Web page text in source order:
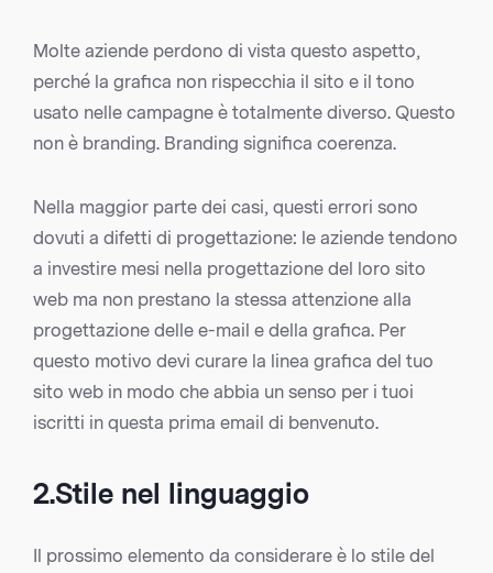
Molte aziende perdono di vista questo aspetto,
perché la grafica non rispecchia il sito e il tono
usato nelle campagne è totalmente diverso. Questo
non è branding. Branding significa coerenza.
Nella maggior parte dei casi, questi errori sono
dovuti a difetti di progettazione: le aziende tendono
a investire mesi nella progettazione del loro sito
web ma non prestano la stessa attenzione alla
progettazione delle e-mail e della grafica. Per
questo motivo devi curare la linea grafica del tuo
sito web in modo che abbia un senso per i tuoi
iscritti in questa prima email di benvenuto.
2.Stile nel linguaggio
Il prossimo elemento da considerare è lo stile del